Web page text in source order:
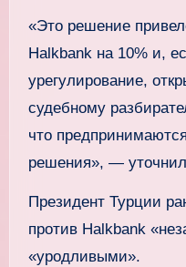
«Это решение
Halkbank на 10% и,
урегулирование,
судебному
что
решения», —
Президент Турции
против Halkbank
«уродливыми».